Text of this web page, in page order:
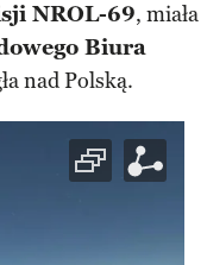
NROL-69, miała
Biura
nad Polską.